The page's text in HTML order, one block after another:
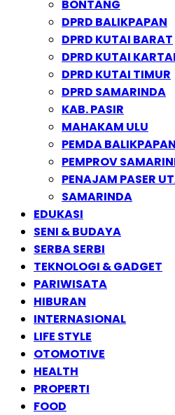
BONTANG
DPRD BALIKPAPAN
DPRD KUTAI BARAT
DPRD KUTAI
DPRD KUTAI TIMUR
DPRD SAMARINDA
KAB. PASIR
MAHAKAM ULU
PEMDA BALIKPAPAN
PEMPROV
PENAJAM PASER
SAMARINDA
EDUKASI
SENI & BUDAYA
SERBA SERBI
TEKNOLOGI & GADGET
PARIWISATA
HIBURAN
INTERNASIONAL
LIFE STYLE
OTOMOTIVE
HEALTH
PROPERTI
FOOD